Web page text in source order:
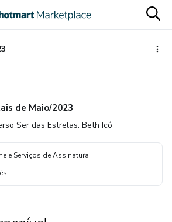
de Maio/2023
Ser das Estrelas. Beth Icó
e Serviços de Assinatura